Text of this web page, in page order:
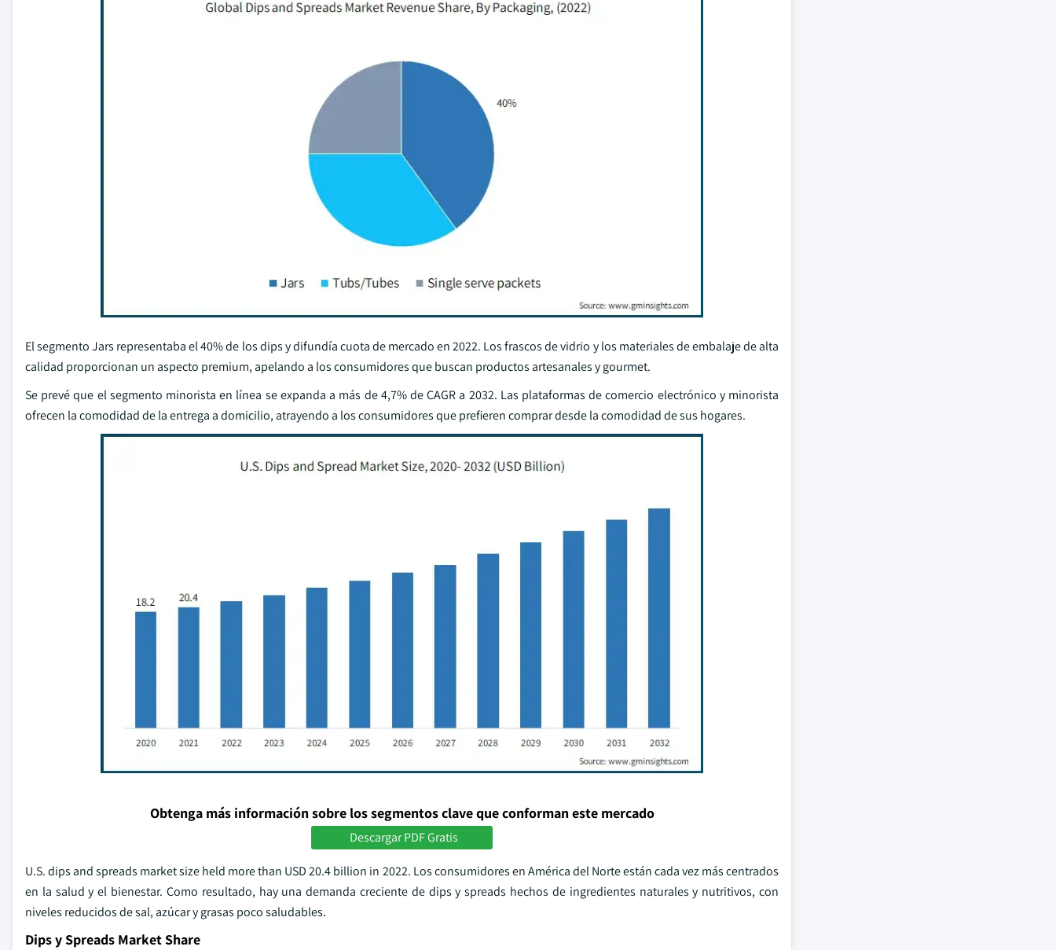
El segmento Jars representaba el 40% de los dips y difundía cuota de mercado en 2022. Los frascos de vidrio y los materiales de embalaje de alta
calidad proporcionan un aspecto premium, apelando a los consumidores que buscan productos artesanales y gourmet.
Se prevé que el segmento minorista en línea se expanda a más de 4,7% de CAGR a 2032. Las plataformas de comercio electrónico y minorista
ofrecen la comodidad de la entrega a domicilio, atrayendo a los consumidores que prefieren comprar desde la comodidad de sus hogares.
Obtenga más información sobre los segmentos clave que conforman este mercado
Descargar PDF Gratis
U.S. dips and spreads market size held more than USD 20.4 billion in 2022. Los consumidores en América del Norte están cada vez más centrados
en la salud y el bienestar. Como resultado, hay una demanda creciente de dips y spreads hechos de ingredientes naturales y nutritivos, con
niveles reducidos de sal, azúcar y grasas poco saludables.
Dips y Spreads Market Share